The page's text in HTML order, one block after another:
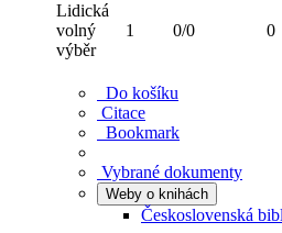
Lidická
volný
výběr
1 0/0 0
Do košíku
Citace
Bookmark
Vybrané dokumenty
Weby o knihách
Československá